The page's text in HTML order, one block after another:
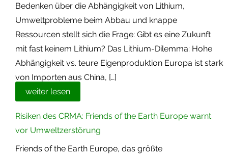
Bedenken über die Abhängigkeit von Lithium,
Umweltprobleme beim Abbau und knappe
Ressourcen stellt sich die Frage: Gibt es eine Zukunft
mit fast keinem Lithium? Das Lithium-Dilemma: Hohe
Abhängigkeit vs. teure Eigenproduktion Europa ist stark
von Importen aus China, […]
weiter lesen
Risiken des CRMA: Friends of the Earth Europe warnt
vor Umweltzerstörung
Friends of the Earth Europe, das größte